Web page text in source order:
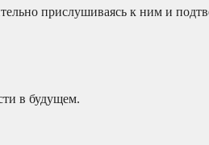
прислушиваясь к ним и
в будущем.